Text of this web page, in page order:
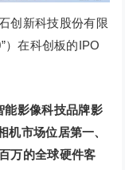
创新科技股份有限
）在科创板的IPO
能影像科技品牌影
市场位居第一、
万的全球硬件客